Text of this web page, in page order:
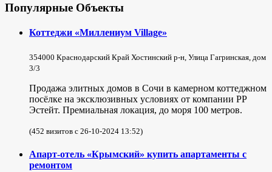
Популярные Объекты
Коттеджи «Миллениум Village»
354000 Краснодарский Край Хостинский р-н, Улица Гагринская, дом
3/3
Продажа элитных домов в Сочи в камерном коттеджном
посёлке на эксклюзивных условиях от компании РР
Эстейт. Премиальная локация, до моря 100 метров.
(452 визитов с 26-10-2024 13:52)
Апарт-отель «Крымский» купить апартаменты с
ремонтом